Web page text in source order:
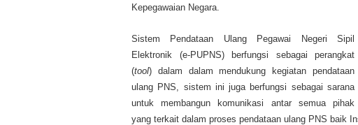
Kepegawaian Negara.
Sistem Pendataan Ulang Pegawai Negeri Sipil
Elektronik (e-PUPNS) berfungsi sebagai perangkat
(tool) dalam dalam mendukung kegiatan pendataan
ulang PNS, sistem ini juga berfungsi sebagai sarana
untuk membangun komunikasi antar semua pihak
yang terkait dalam proses pendataan ulang PNS baik